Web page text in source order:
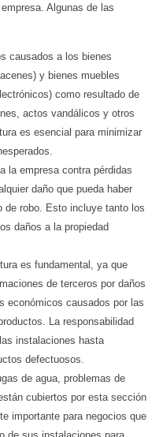
Algunas de las
causados a los bienes
y bienes muebles
como resultado de
actos vandálicos y otros
es esencial para minimizar
la empresa contra pérdidas
daño que pueda haber
de robo. Esto incluye tanto los
daños a la propiedad
es fundamental, ya que
de terceros por daños
económicos causados por las
La responsabilidad
instalaciones hasta
defectuosos.
de agua, problemas de
cubiertos por esta sección
importante para negocios que